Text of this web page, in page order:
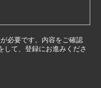
が必要です。内容をご確認
して、登録にお進みくださ